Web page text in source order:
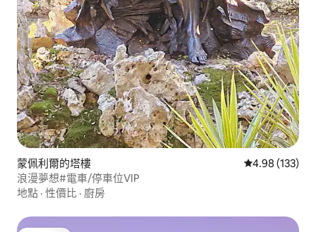
蒙佩利爾的塔樓 從 133 則評價
4.98 (133)
浪漫夢想#電車/停車位VIP
地點 · 性價比 · 廚房